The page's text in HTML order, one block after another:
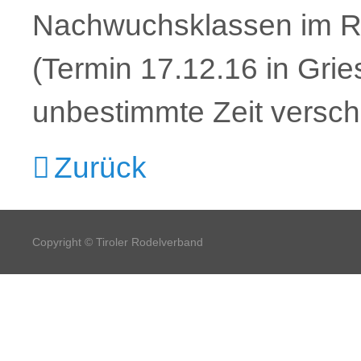
Nachwuchsklassen im
(Termin 17.12.16 in
unbestimmte Zeit
Zurück
Copyright © Tiroler Rodelverband